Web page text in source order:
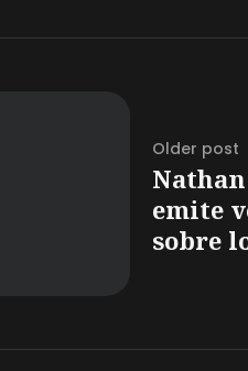
Older post
emite
sobre